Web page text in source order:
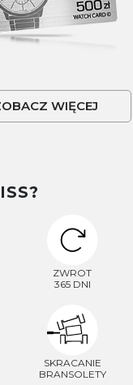
WIĘCEJ
ZWROT
365 DNI
SKRACANIE
BRANSOLETY